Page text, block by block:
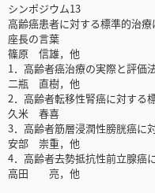
シンポジウム13
高齢癌患者に対する標準的治療
座長の言葉
篠原 信雄，他
1．高齢者癌治療の実際と評価
二瓶 直樹，他
2．高齢者転移性腎癌に対する
久米 春喜
3．高齢者筋層浸潤性膀胱癌に
安部 崇重，他
4．高齢者去勢抵抗性前立腺癌
高田 亮，他